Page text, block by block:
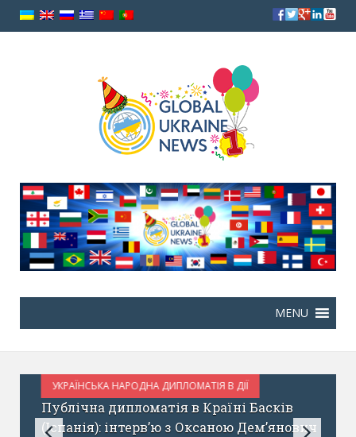
УКРАЇНСЬКА НАРОДНА ДИПЛОМАТІЯ В ДІЇ
ТРАВЕНЬ 25, 2017
Публічна дипломатія в Країні Басків
(Іспанія): інтерв’ю з Оксаною Дем’янович